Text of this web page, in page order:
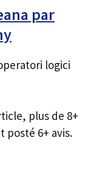
par
logici
plus de 8+
posté 6+ avis.